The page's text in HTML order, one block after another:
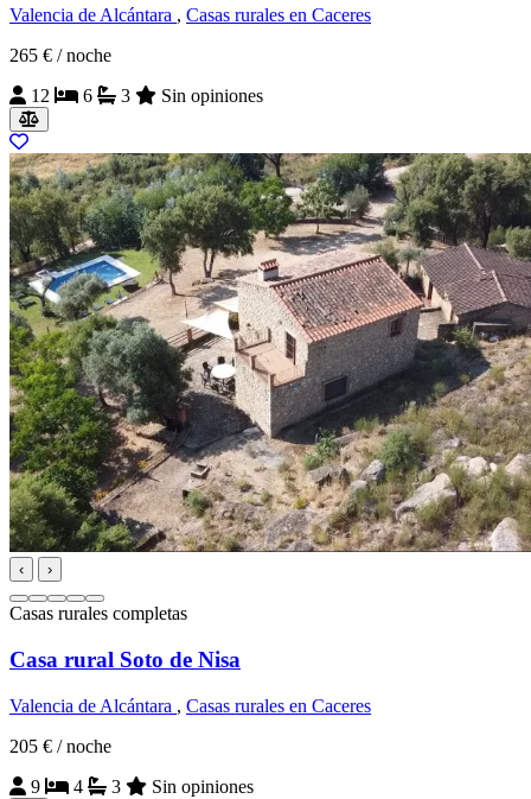
Valencia de Alcántara , Casas rurales en Caceres
265 € / noche
12
6 3 Sin opiniones
‹ ›
Casas rurales completas
Casa rural Soto de Nisa
Valencia de Alcántara , Casas rurales en Caceres
205 € / noche
9
4 3 Sin opiniones